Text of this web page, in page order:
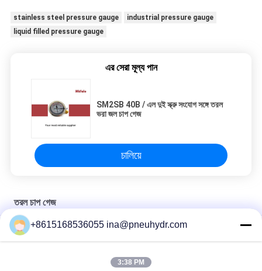
stainless steel pressure gauge
industrial pressure gauge
liquid filled pressure gauge
এর সেরা মূল্য পান
SM2SB 40B / এল দুই স্ক্রু সংযোগ সঙ্গে তরল
ভরা জল চাপ গেজ
চালিয়ে
তরল চাপ গেজ
SM2SB 40B / এল দুই স্ক্রু সংযোগ সঙ্গে তরল ভরা জল চাপ গেজ
+8615168536055 ina@pneuhydr.com
3:38 PM